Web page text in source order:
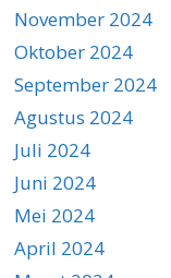
November 2024
Oktober 2024
September 2024
Agustus 2024
Juli 2024
Juni 2024
Mei 2024
April 2024